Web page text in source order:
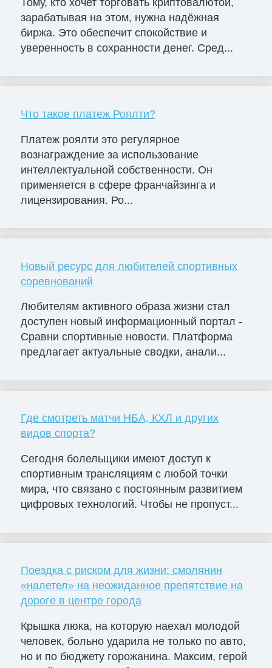
зарабатывая на этом, нужна надёжная
биржа. Это обеспечит спокойствие и
уверенность в сохранности денег. Сред...
Что такое платеж Роялти?
Платеж роялти это регулярное
вознаграждение за использование
интеллектуальной собственности. Он
применяется в сфере франчайзинга и
лицензирования. Ро...
Новый ресурс для любителей спортивных
соревнований
Любителям активного образа жизни стал
доступен новый информационный портал -
Сравни спортивные новости. Платформа
предлагает актуальные сводки, анали...
Где смотреть матчи НБА, КХЛ и других
видов спорта?
Сегодня болельщики имеют доступ к
спортивным трансляциям с любой точки
мира, что связано с постоянным развитием
цифровых технологий. Чтобы не пропуст...
Поездка с риском для жизни: смолянин
«налетел» на неожиданное препятствие на
дороге в центре города
Крышка люка, на которую наехал молодой
человек, больно ударила не только по авто,
но и по бюджету горожанина. Максим, герой